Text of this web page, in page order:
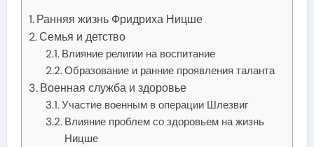
Ранняя жизнь Фридриха Ницше
Семья и детство
Влияние религии на воспитание
Образование и ранние проявления таланта
Военная служба и здоровье
Участие военным в операции Шлезвиг
Влияние проблем со здоровьем на жизнь
Ницше